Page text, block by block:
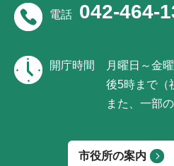
電話 042-464-
開庁時間
月曜日～金
後5時まで（
また、一部
市役所の案内